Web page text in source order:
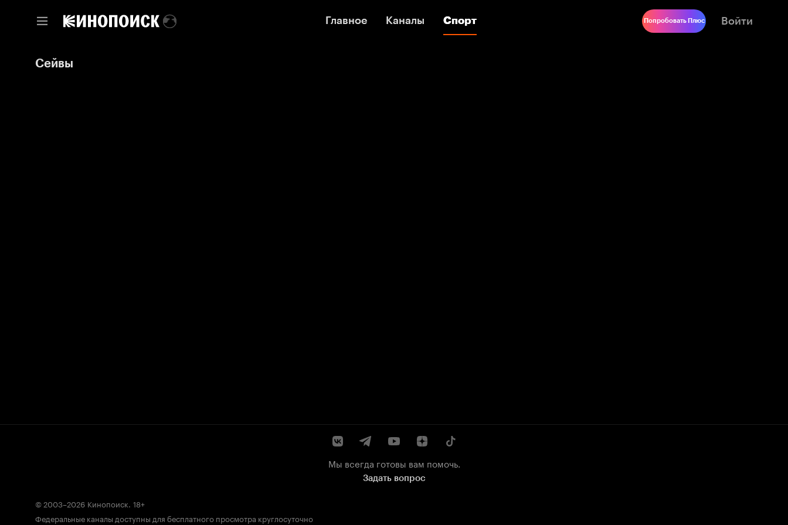
Главное Каналы Спорт
Главное Каналы Спорт Попробовать Плюс Войти
Сейвы
Мы всегда готовы вам помочь.
Задать вопрос
© 2003–2026 Кинопоиск. 18+
Федеральные каналы доступны для бесплатного просмотра круглосуточно